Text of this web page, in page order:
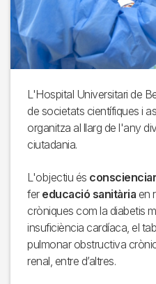
L'Hospital Universitari de
de societats científiques i
organitza al llarg de l'any
ciutadania.
L'objectiu és
fer educació sanitària en
cròniques com la diabetis
insuficiència cardíaca, el
pulmonar obstructiva
renal, entre d’altres.